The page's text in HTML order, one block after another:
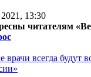
13:30
читателям
врачи всегда будут